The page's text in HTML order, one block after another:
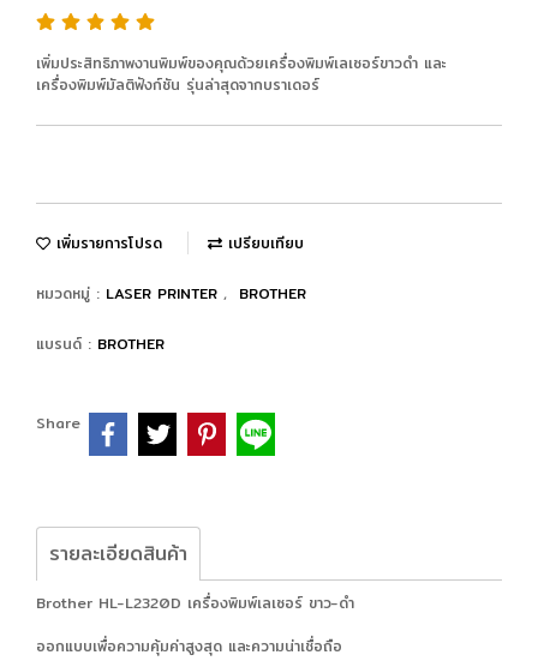
เพิ่มประสิทธิภาพงานพิมพ์ของคุณด้วยเครื่องพิมพ์เลเซอร์ขาวดำ และ
เครื่องพิมพ์มัลติฟังก์ชัน รุ่นล่าสุดจากบราเดอร์
เพิ่มรายการโปรด เปรียบเทียบ
หมวดหมู่ : LASER PRINTER , BROTHER
แบรนด์ : BROTHER
Share
รายละเอียดสินค้า
Brother HL-L2320D เครื่องพิมพ์เลเซอร์ ขาว-ดำ
ออกแบบเพื่อความคุ้มค่าสูงสุด และความน่าเชื่อถือ